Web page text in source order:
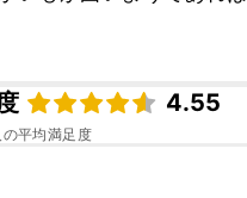
4.55
の平均満足度